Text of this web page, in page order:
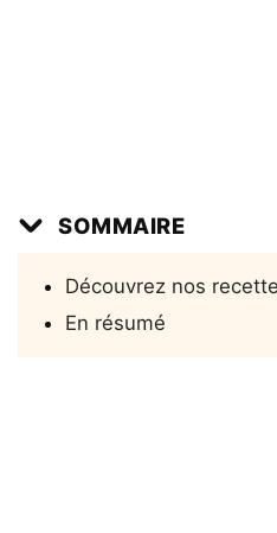
SOMMAIRE
Découvrez nos
En résumé